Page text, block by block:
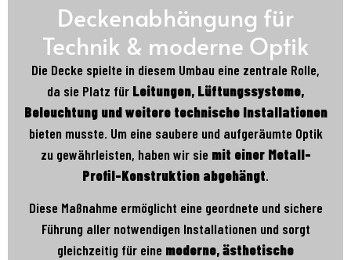
Deckenabhängung für
Technik & moderne Optik
Die Decke spielte in diesem Umbau eine zentrale Rolle,
da sie Platz für Leitungen, Lüftungssysteme,
Beleuchtung und weitere technische Installationen
bieten musste. Um eine saubere und aufgeräumte Optik
zu gewährleisten, haben wir sie mit einer Metall-
Profil-Konstruktion abgehängt.
Diese Maßnahme ermöglicht eine geordnete und sichere
Führung aller notwendigen Installationen und sorgt
gleichzeitig für eine moderne, ästhetische